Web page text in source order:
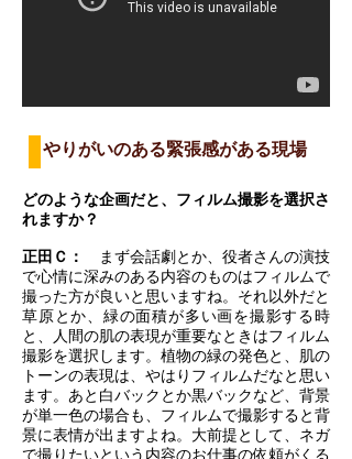
やりがいのある緊張感がある現場
どのような企画だと、フィルム撮影を選択さ
れますか？
正田Ｃ：
まず会話劇とか、役者さんの演技
で心情に深みのある内容のものはフィルムで
撮った方が良いと思いますね。それ以外だと
草原とか、緑の面積が多い画を撮影する時
と、人間の肌の表現が重要なときはフィルム
撮影を選択します。植物の緑の発色と、肌の
トーンの表現は、やはりフィルムだなと思い
ます。あと白バックとか黒バックなど、背景
が単一色の場合も、フィルムで撮影すると背
景に表情が出ますよね。大前提として、ネガ
で撮りたいという内容のお仕事の依頼がくる